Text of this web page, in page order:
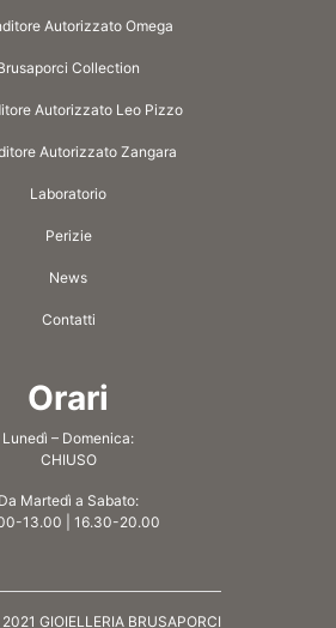
Autorizzato Omega
Collection
Autorizzato Leo Pizzo
Autorizzato Zangara
Laboratorio
Perizie
News
Contatti
Orari
Lunedì – Domenica:
CHIUSO
Da Martedì a Sabato:
13.00 | 16.30-20.00
GIOIELLERIA BRUSAPORCI